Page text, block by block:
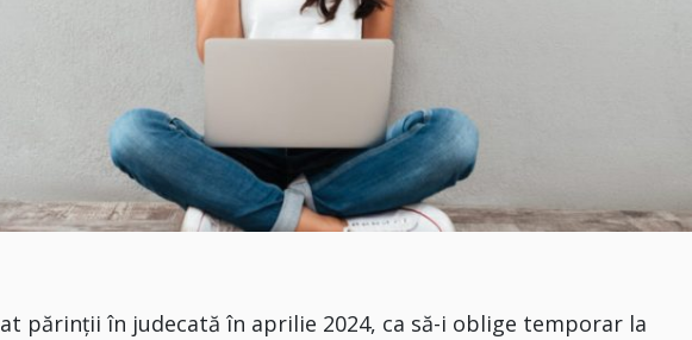
părinții în judecată în aprilie 2024, ca să-i oblige temporar la